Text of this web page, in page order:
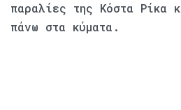
παραλίες της Κόστα Ρίκα
πάνω στα κύματα.